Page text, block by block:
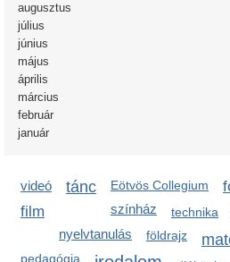
augusztus
július
június
május
április
március
február
január
videó tánc Eötvös Collegium
színház
technika
film
nyelvtanulás földrajz
pedagógia